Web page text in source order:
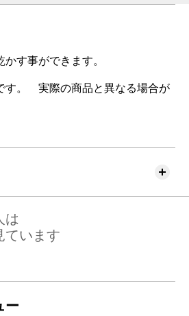
す事ができます。
。 実際の商品と異なる場合が
は
ています
ー